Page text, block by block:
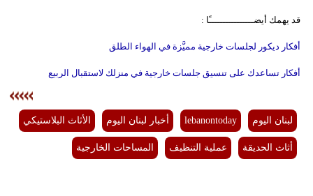
قد يهمك أيضــــــــــــــــًا :
أفكار ديكور لجلسات خارجية مميَّزة في الهواء الطلق
أفكار تساعدك على تنسيق جلسات خارجية في منزلك لاستقبال الربيع
لبنان اليوم lebanontoday أخبار لبنان اليوم الأثاث البلاستيكي
أثاث الحديقة عملية التنظيف المساحات الخارجية